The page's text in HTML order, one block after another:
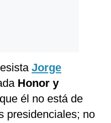
Jorge
Honor y
él no está de
presidenciales; no